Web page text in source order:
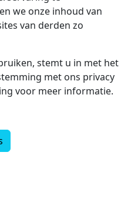
we onze inhoud van
van derden zo
stemt u in met het
met ons privacy
voor meer informatie.